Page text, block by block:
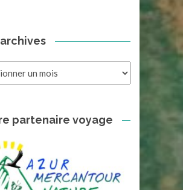
partenaire voyage